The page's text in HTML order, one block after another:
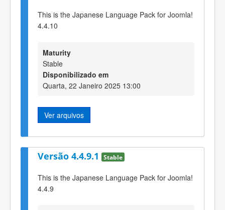
This is the Japanese Language Pack for Joomla!
4.4.10
Maturity
Stable
Disponibilizado em
Quarta, 22 Janeiro 2025 13:00
Ver arquivos
Versão 4.4.9.1 Stable
This is the Japanese Language Pack for Joomla!
4.4.9